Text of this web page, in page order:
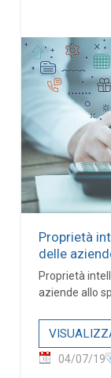
Proprietà
delle
Proprietà
aziende allo
04/07/19